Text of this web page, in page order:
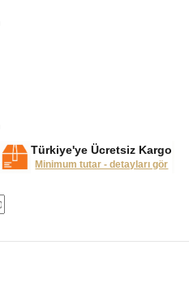
Türkiye'ye Ücretsiz Kargo
Minimum tutar - detayları gör